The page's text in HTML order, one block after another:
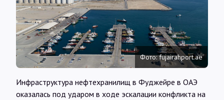
Интервью
Карты
О нас
Фото: fujairahport.ae
Инфраструктура нефтехранилищ в Фуджейре в ОАЭ
оказалась под ударом в ходе эскалации конфликта на